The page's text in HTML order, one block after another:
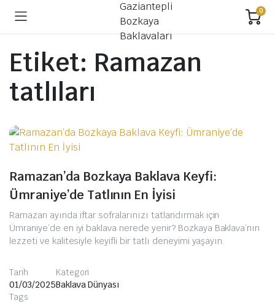
0
Etiket: Ramazan
tatlıları
Ramazan’da Bozkaya Baklava Keyfi:
Ümraniye’de Tatlının En İyisi
Ramazan ayında iftar sofralarınızı tatlandırmak için
Ümraniye’de en iyi baklava nerede yenir? Bozkaya Baklava’nın
lezzeti ve kalitesiyle keyifli bir tatlı deneyimi yaşayın.
Tarih
01/03/2025
Kategori
Baklava Dünyası
Tags